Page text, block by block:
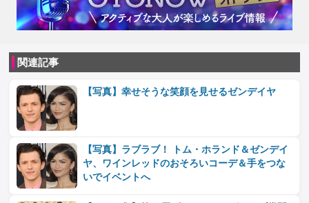
関連記事
【写真】幸せそうな笑顔を見せるゼンデイヤ
【写真】ラブラブ！ トム・ホランド＆ゼンデイ
ヤ、ワインレッドのおそろいコーデ＆手をつな
いでイベントへ